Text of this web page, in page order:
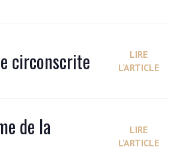
circonscrite
LIRE
L'ARTICLE
de la
LIRE
L'ARTICLE